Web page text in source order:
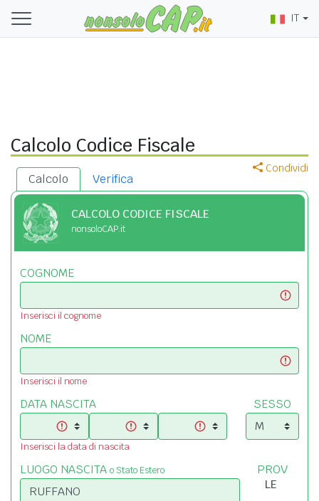
IT
Calcolo Codice Fiscale
Condividi
Calcolo Verifica
CALCOLO CODICE FISCALE
nonsoloCAP.it
COGNOME
Inserisci il cognome
NOME
Inserisci il nome
DATA NASCITA
Inserisci la data di nascita
SESSO
LUOGO NASCITA o Stato Estero PROV